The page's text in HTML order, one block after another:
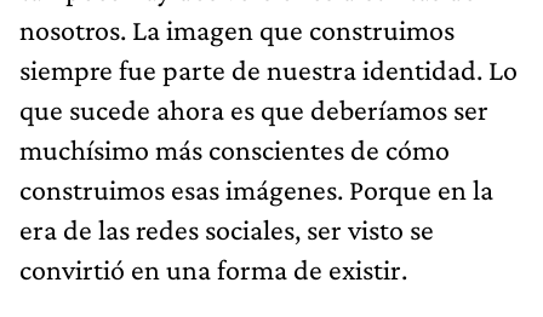
nosotros. La imagen que construimos
siempre fue parte de nuestra identidad. Lo
que sucede ahora es que deberíamos ser
muchísimo más conscientes de cómo
construimos esas imágenes. Porque en la
era de las redes sociales, ser visto se
convirtió en una forma de existir.